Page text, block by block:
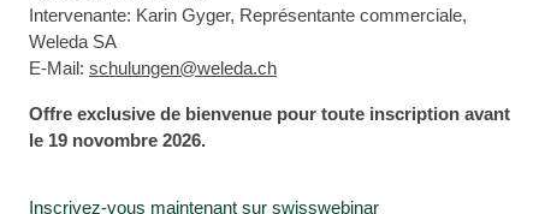
Intervenante: Karin Gyger, Représentante commerciale,
Weleda SA
E-Mail: schulungen@weleda.ch
Offre exclusive de bienvenue pour toute inscription avant
le 19 novombre 2026.
Inscrivez-vous maintenant sur swisswebinar